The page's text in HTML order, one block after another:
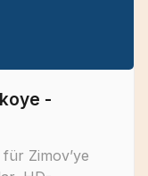
-
Zimov’ye